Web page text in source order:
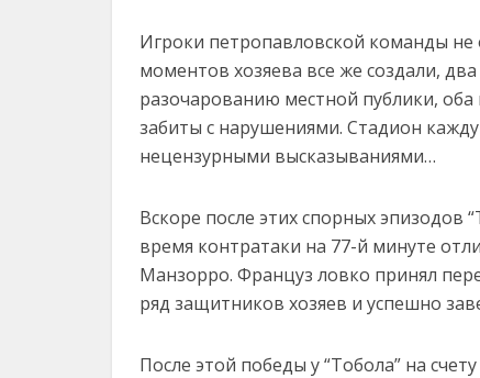
Игроки петропавловской команды не
моментов хозяева все же создали,
разочарованию местной публики, оба
забиты с нарушениями. Стадион
нецензурными высказываниями…
Вскоре после этих спорных эпизодов
время контратаки на 77-й минуте
Манзорро. Француз ловко принял
ряд защитников хозяев и успешно
После этой победы у “Тобола” на